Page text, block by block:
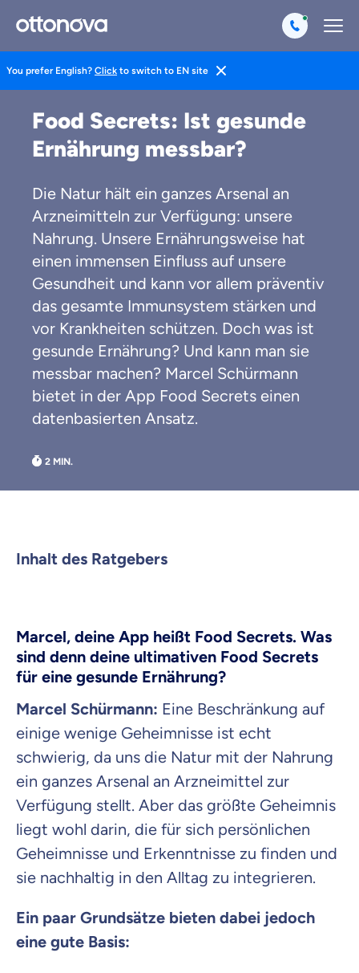
You prefer English? Click to switch to EN site
Gesund Leben
Food Secrets: Ist gesunde
Ernährung messbar?
Die Natur hält ein ganzes Arsenal an
Arzneimitteln zur Verfügung: unsere
Nahrung. Unsere Ernährungsweise hat
einen immensen Einfluss auf unsere
Gesundheit und kann vor allem präventiv
das gesamte Immunsystem stärken und
vor Krankheiten schützen. Doch was ist
gesunde Ernährung? Und kann man sie
messbar machen? Marcel Schürmann
bietet in der App Food Secrets einen
datenbasierten Ansatz.
Inhalt des Ratgebers
Marcel, deine App heißt Food Secrets. Was
sind denn deine ultimativen Food Secrets
für eine gesunde Ernährung?
Marcel Schürmann: Eine Beschränkung auf
einige wenige Geheimnisse ist echt
schwierig, da uns die Natur mit der Nahrung
ein ganzes Arsenal an Arzneimittel zur
Verfügung stellt. Aber das größte Geheimnis
liegt wohl darin, die für sich persönlichen
Geheimnisse und Erkenntnisse zu finden und
sie nachhaltig in den Alltag zu integrieren.
Ein paar Grundsätze bieten dabei jedoch
eine gute Basis:
Objektive und faire Beratung
Wir helfen dir dabei Unterschiede in
Versicherungen zu verstehen
Wozu dürfen wir dich beraten?
Versicherungsprodukt wählen
Krankenvoll
Versicherung
Beamten